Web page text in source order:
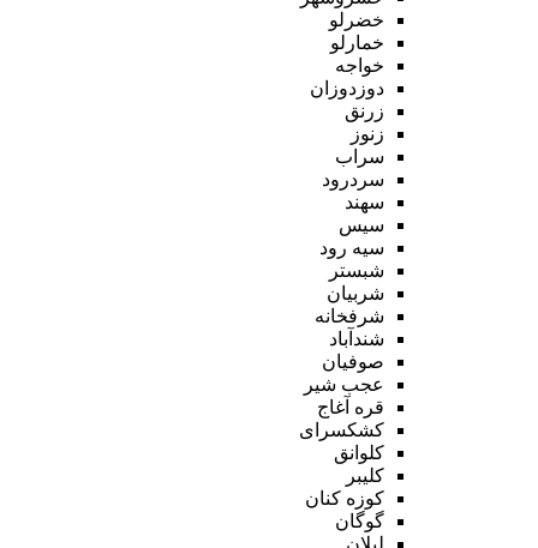
خضرلو
خمارلو
خواجه
دوزدوزان
زرنق
زنوز
سراب
سردرود
سهند
سیس
سیه رود
شبستر
شربیان
شرفخانه
شندآباد
صوفیان
عجب شیر
قره آغاج
کشکسرای
کلوانق
کلیبر
کوزه کنان
گوگان
لیلان